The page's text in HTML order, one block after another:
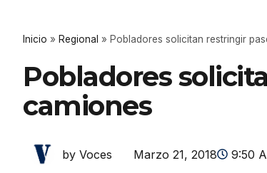
Inicio » Regional » Pobladores solicitan restringir
Pobladores
camiones
by Voces Marzo 21, 2018 9:50